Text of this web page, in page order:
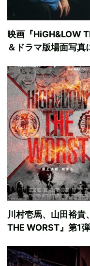
映画『HiGH&LOW
＆ドラマ版場面写真
川村壱馬、山田裕
THE WORST』第1